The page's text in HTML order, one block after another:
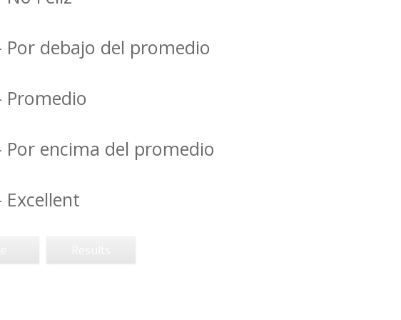
Por debajo del promedio
Promedio
Por encima del promedio
Excellent